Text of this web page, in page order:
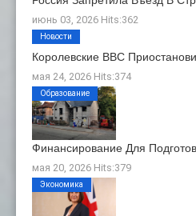
июнь 03, 2026 Hits:362
Королевские ВВС
мая 24, 2026 Hits:374
Новости
Финансирование Для
мая 20, 2026 Hits:379
Образование
Экономика